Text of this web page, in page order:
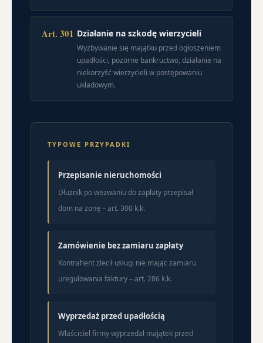
Art. 301 Działanie na szkodę wierzycieli
Wyzbywanie się majątku przed ogłoszeniem
upadłości, pozorne bankructwo, działanie na
niekorzyść wierzycieli w postępowaniu
układowym.
TYPOWE PRZYPADKI
Przepisanie nieruchomości
Dłużnik po wezwaniu do zapłaty przepisał
dom na żonę – art. 300 k.k.
Zamówienie bez zamiaru zapłaty
Kontrahent zlecił usługi nie mając zamiaru
uregulowania faktury – art. 286 k.k.
Wyprzedaż przed upadłością
Właściciel firmy wyprzedał majątek przed